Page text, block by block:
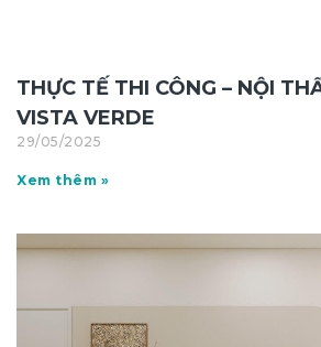
THỰC TẾ THI CÔNG – NỘI
VISTA VERDE
29/05/2025
Xem thêm »